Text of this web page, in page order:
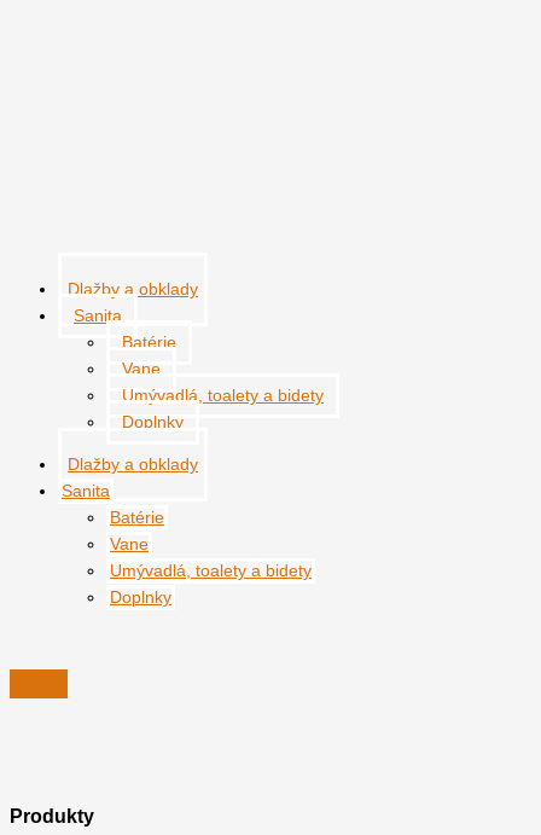
Dlažby a obklady
Sanita
Batérie
Vane
Umývadlá, toalety a bidety
Doplnky
Dlažby a obklady
Sanita
Batérie
Vane
Umývadlá, toalety a bidety
Doplnky
Produkty